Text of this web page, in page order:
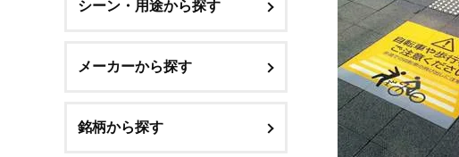
シーン・用途から探す
メーカーから探す
銘柄から探す